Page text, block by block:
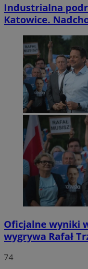
Industrialna
Katowice.
Oficjalne wyniki
wygrywa Rafał
74